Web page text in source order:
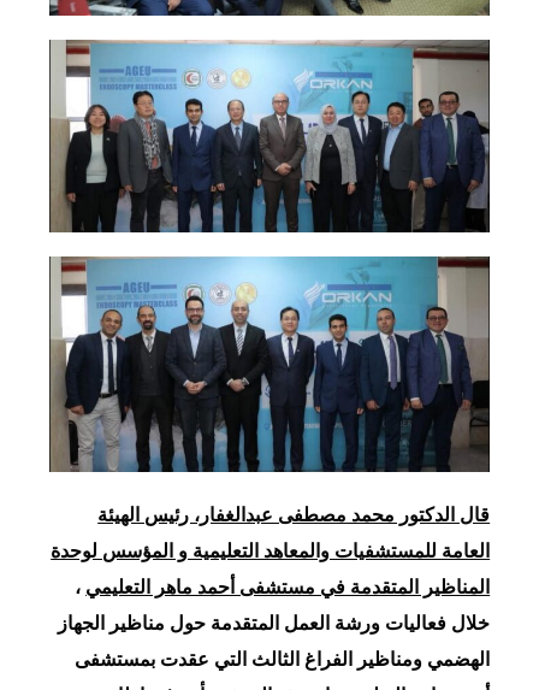
قال الدكتور محمد مصطفى عبدالغفار، رئيس الهيئة
العامة للمستشفيات والمعاهد التعليمية و المؤسس لوحدة
المناظير المتقدمة في مستشفى أحمد ماهر التعليمي ،
خلال فعاليات ورشة العمل المتقدمة حول مناظير الجهاز
الهضمي ومناظير الفراغ الثالث التي عقدت بمستشفى